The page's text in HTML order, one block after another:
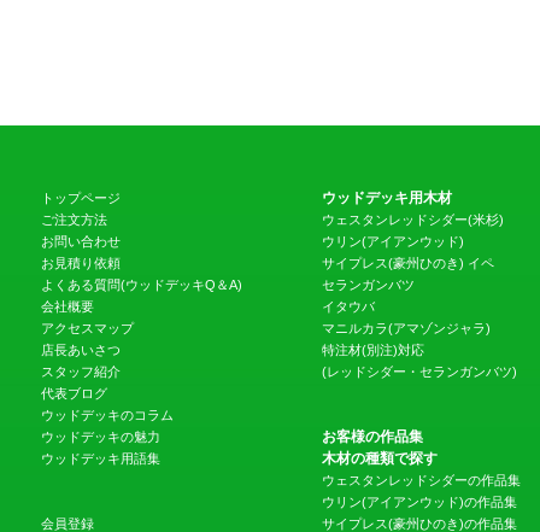
トップページ
ご注文方法
お問い合わせ
お見積り依頼
よくある質問(ウッドデッキQ＆A)
会社概要
アクセスマップ
店長あいさつ
スタッフ紹介
代表ブログ
ウッドデッキのコラム
ウッドデッキの魅力
ウッドデッキ用語集
会員登録
ウッドデッキ用木材
ウェスタンレッドシダー(米杉)
ウリン(アイアンウッド)
サイプレス(豪州ひのき) イペ
セランガンバツ
イタウバ
マニルカラ(アマゾンジャラ)
特注材(別注)対応
(レッドシダー・セランガンバツ)
お客様の作品集
木材の種類で探す
ウェスタンレッドシダーの作品集
ウリン(アイアンウッド)の作品集
サイプレス(豪州ひのき)の作品集